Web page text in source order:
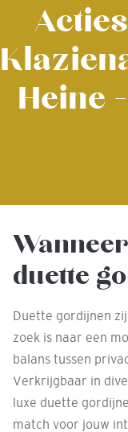
Heine
duette
Duette gordijnen
zoek is naar een
balans tussen
Verkrijgbaar in
luxe duette
match voor jouw